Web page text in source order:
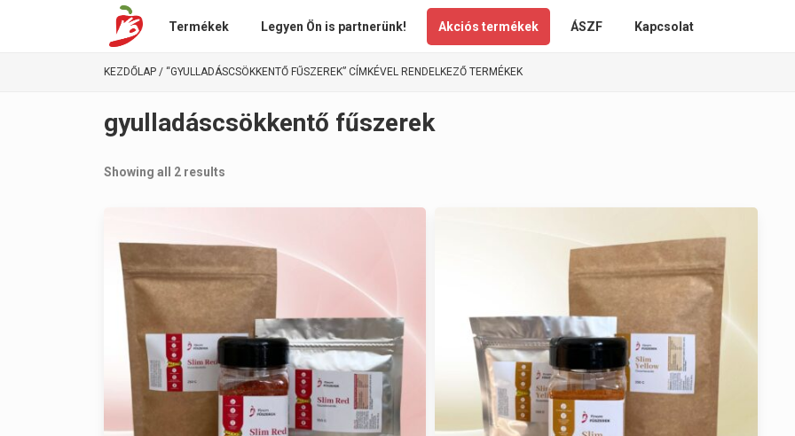
Termékek Legyen Ön is partnerünk! Akciós termékek ÁSZF Kapcsolat
KEZDŐLAP / “GYULLADÁSCSÖKKENTŐ FŰSZEREK” CÍMKÉVEL RENDELKEZŐ TERMÉKEK
gyulladáscsökkentő fűszerek
Showing all 2 results